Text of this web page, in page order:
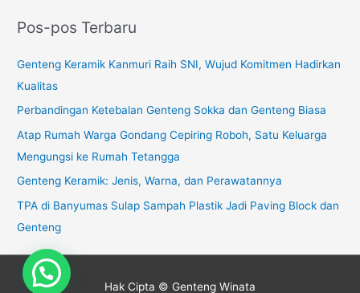
i
k
:
Pos-pos Terbaru
Genteng Keramik Kanmuri Raih SNI, Wujud Komitmen Hadirkan
Kualitas
Perbandingan Ketebalan Genteng Sokka dan Genteng Biasa
Atap Rumah Warga Gondang Cepiring Roboh, Satu Keluarga
Mengungsi ke Rumah Tetangga
Genteng Keramik: Jenis, Warna, dan Perawatannya
TPA di Banyumas Sulap Sampah Plastik Jadi Paving Block dan
Genteng
Hak Cipta © Genteng Winata